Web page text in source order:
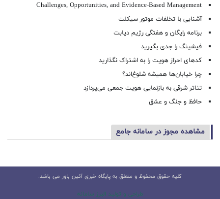
Challenges, Opportunities, and Evidence-Based Management
آشنایی با تخلفات موتور سیکلت
برنامه رایگان و هفتگی رژیم دیابت
فیشینگ را جدی بگیرید
کدهای احراز هویت را به اشتراک نگذارید
چرا خیابان‌ها همیشه شلوغ‌اند؟
تئاتر شرقی به بازنمایی هویت جمعی می‌پردازد
حافظ و جنگ و عشق
مشاهده مجوز در سامانه جامع
کلیه حقوق محفوظ و متعلق به پایگاه خبری آئین باور می باشد.
طراحی و تولید البرز سامانه